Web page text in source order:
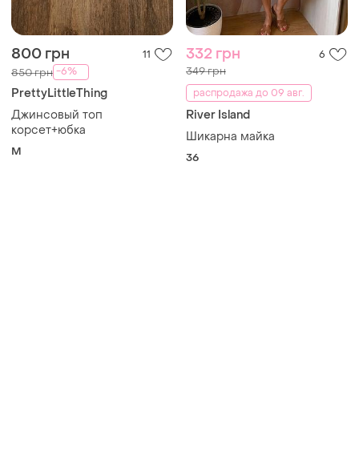
800 грн 11
850 грн -6%
PrettyLittleThing
Джинсовый топ
корсет+юбка
M
332 грн 6
349 грн
распродажа до 09 авг.
River Island
Шикарна майка
36